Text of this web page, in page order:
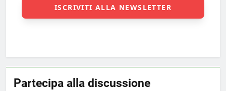
Partecipa alla discussione